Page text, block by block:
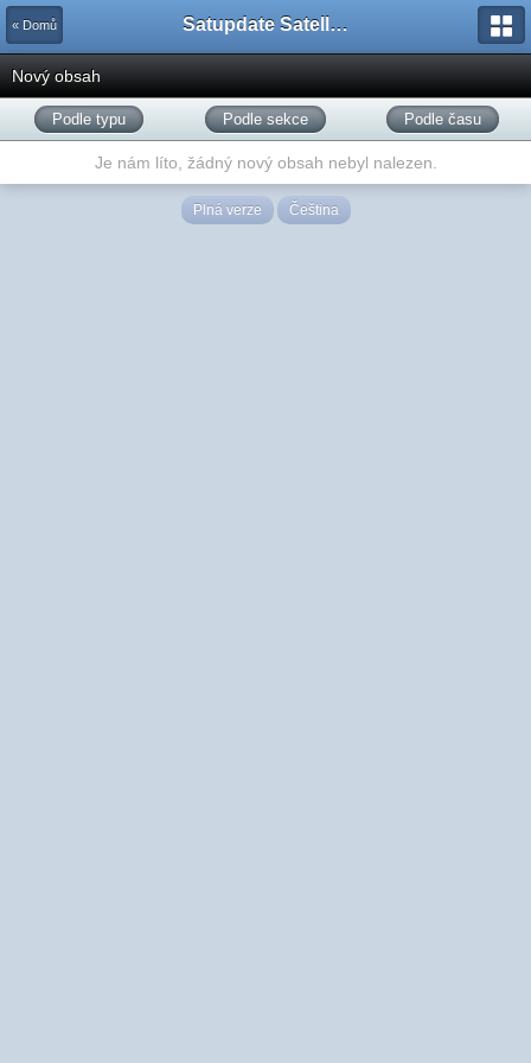
« Domů Satupdate Satellite Support Project
Nový obsah
Podle typu Podle sekce Podle času
Je nám líto, žádný nový obsah nebyl nalezen.
Plná verze Čeština